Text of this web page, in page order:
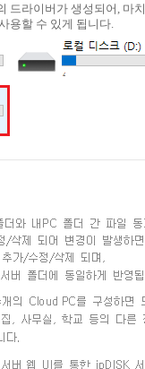
드라이버가 생성되어, 마
용할 수 있게 됩니다.